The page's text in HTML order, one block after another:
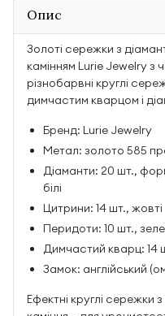
Опис
Золоті сережки з
камінням Lurie Jewelry з
різнобарвні круглі
димчастим кварцом і
Бренд: Lurie Jewelry
Метал: золото 585
Діаманти: 20 шт.,
білі
Цитрини: 14 шт., жовті
Перидоти: 10 шт.,
Димчастий кварц: 14
Замок: англійський
Ефектні круглі сережки